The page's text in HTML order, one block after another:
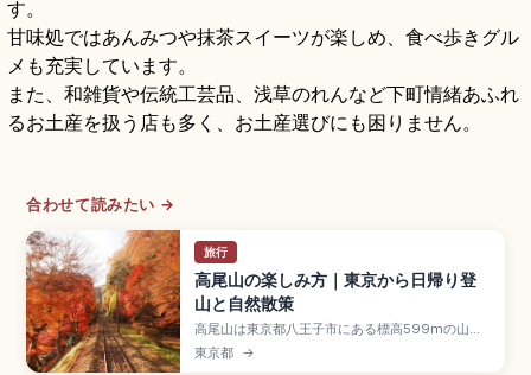
す。
甘味処ではあんみつや抹茶スイーツが楽しめ、食べ歩きグル
メも充実しています。
また、和雑貨や伝統工芸品、浅草のれんなど下町情緒あふれ
るお土産を扱う店も多く、お土産選びにも困りません。
合わせて読みたい →
旅行
高尾山の楽しみ方｜東京から日帰り登
山と自然散策
高尾山は東京都八王子市にある標高599mの山
で、都心から京王線で約50分のアクセスのよさか
らミシュラン・グリーンガイドで三つ星を獲得し
東京都 →